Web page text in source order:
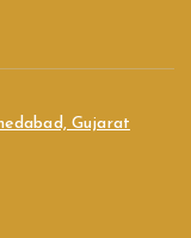
Gujarat